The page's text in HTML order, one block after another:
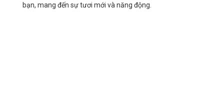
bạn, mang đến sự tươi mới và năng động.